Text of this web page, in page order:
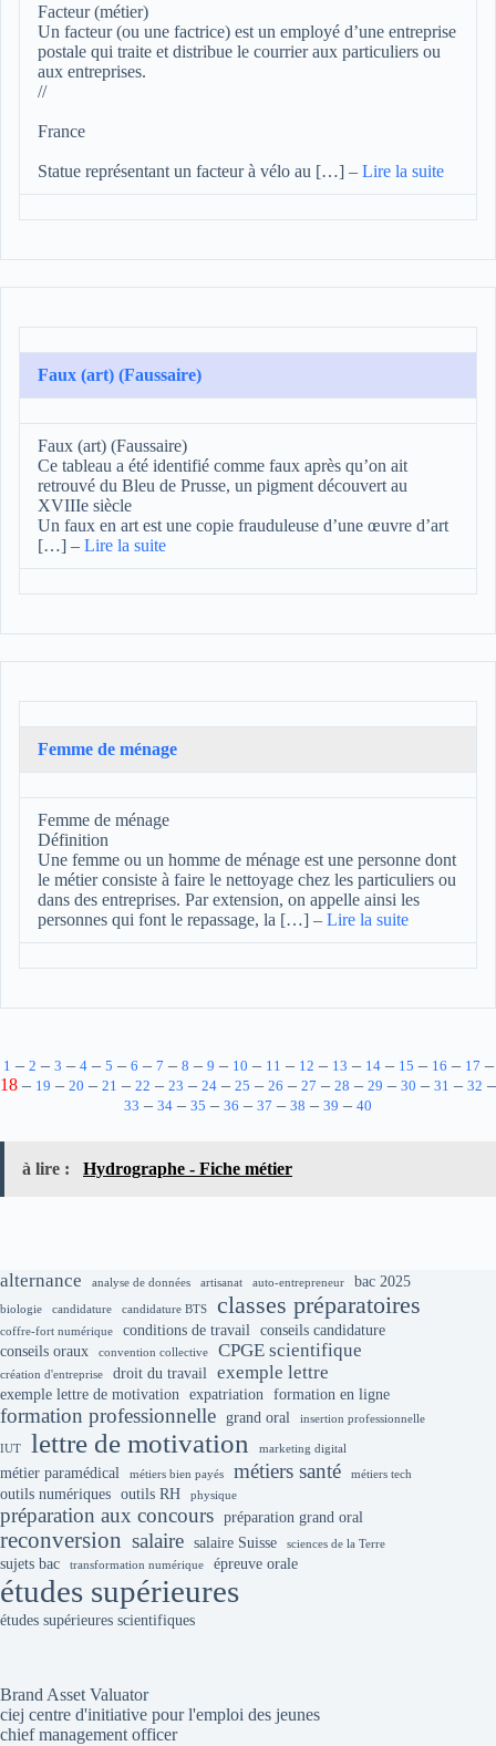
Facteur (métier)
Un facteur (ou une factrice) est un employé d’une entreprise
postale qui traite et distribue le courrier aux particuliers ou
aux entreprises.
//
France
Statue représentant un facteur à vélo au […] – Lire la suite
Faux (art) (Faussaire)
Faux (art) (Faussaire)
Ce tableau a été identifié comme faux après qu’on ait
retrouvé du Bleu de Prusse, un pigment découvert au
XVIIIe siècle
Un faux en art est une copie frauduleuse d’une œuvre d’art
[…] – Lire la suite
Femme de ménage
Femme de ménage
Définition
Une femme ou un homme de ménage est une personne dont
le métier consiste à faire le nettoyage chez les particuliers ou
dans des entreprises. Par extension, on appelle ainsi les
personnes qui font le repassage, la […] – Lire la suite
1 – 2 – 3 – 4– 5 – 6 – 7 – 8 – 9 – 10 – 11 – 12 – 13 – 14– 15 – 16 – 17 –
18 – 19 – 20 – 21 – 22 – 23 – 24 – 25 – 26 – 27 – 28 – 29 – 30 – 31 – 32 –
33 – 34 – 35 – 36 – 37 – 38 – 39 – 40
à lire : Hydrographe - Fiche métier
alternance analyse de données artisanat auto-entrepreneur bac 2025
biologie candidature candidature BTS classes préparatoires
coffre-fort numérique conditions de travail conseils candidature
conseils oraux
convention collective CPGE scientifique
création d'entreprise droit du travail exemple lettre
exemple lettre de motivation expatriation formation en ligne
formation professionnelle grand oral insertion professionnelle
IUT lettre de motivation marketing digital
métier paramédical métiers bien payés métiers santé métiers tech
outils numériques outils RH physique
préparation aux concours préparation grand oral
reconversion salaire salaire Suisse sciences de la Terre
sujets bac transformation numérique épreuve orale
études supérieures
études supérieures scientifiques
Brand Asset Valuator
ciej centre d'initiative pour l'emploi des jeunes
chief management officer